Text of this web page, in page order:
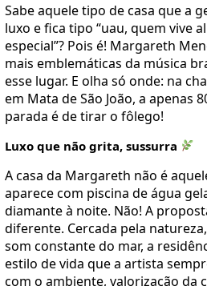
Sabe aquele tipo de casa que a
luxo e fica tipo “uau, quem vive
especial”? Pois é! Margareth
mais emblemáticas da música
esse lugar. E olha só onde: na
em Mata de São João, a apenas
parada é de tirar o fôlego!
Luxo que não grita, sussurra
A casa da Margareth não é
aparece com piscina de água
diamante à noite. Não! A
diferente. Cercada pela
som constante do mar, a
estilo de vida que a artista
com o ambiente, valorização da